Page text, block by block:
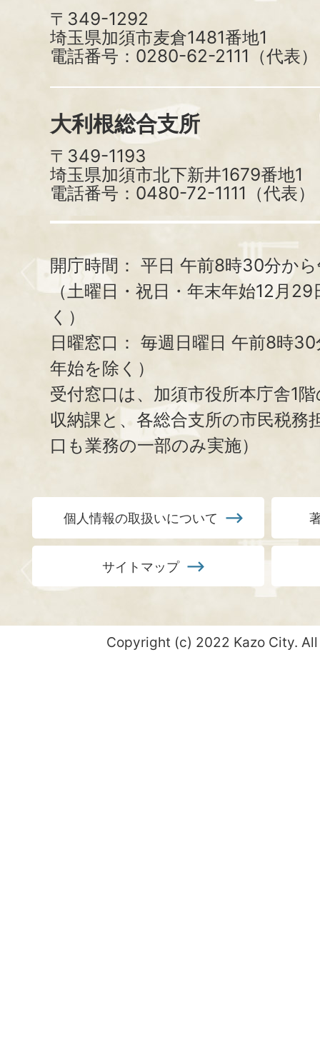
〒349-1292
埼玉県加須市麦倉1481番地1
電話番号：0280-62-2111（代表）
大利根総合支所
〒349-1193
埼玉県加須市北下新井1679番地1
電話番号：0480-72-1111（代表）
開庁時間： 平日 午前8時30分か
（土曜日・祝日・年末年始12月
く）
日曜窓口： 毎週日曜日 午前8時
年始を除く）
受付窓口は、加須市役所本庁舎1
収納課と、 各総合支所の市民税務
口も業務の一部のみ実施）
個人情報の取扱いについて
サイトマップ
Copyright (c) 2022 Kazo City.